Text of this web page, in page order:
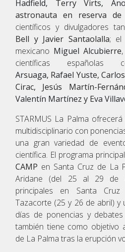
Hadfield, Terry Virts,
astronauta en reserva de
científicos y divulgadores
Bell y Javier Santaolalla; el
mexicano Miguel Alcubierre
científicas españolas
Arsuaga, Rafael Yuste,
Cirac, Jesús Martín-
Valentín Martínez y Eva
STARMUS La Palma
multidisciplinario con
una gran variedad de
científica. El programa
CAMP en Santa Cruz de La
Aridane (del 25 al 29 de
principales en Santa
Tazacorte (25 y 26 de abril)
días de ponencias y
también tiene como objetivo
de La Palma tras la erupción